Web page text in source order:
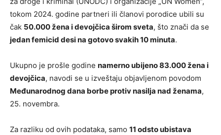
tokom 2024. godine partneri ili članovi porodice ubili su
čak 50.000 žena i devojčica širom sveta, što znači da se
jedan femicid desi na gotovo svakih 10 minuta.
Ukupno je prošle godine namerno ubijeno 83.000 žena i
devojčica, navodi se u izveštaju objavljenom povodom
Međunarodnog dana borbe protiv nasilja nad ženama,
25. novembra.
Za razliku od ovih podataka, samo 11 odsto ubistava